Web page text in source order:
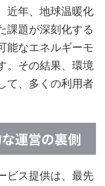
近年、地球温暖化
課題が深刻化する
能なエネルギーモ
。その結果、環境
て、多くの利用者
運営の裏側
ビス提供は、最先